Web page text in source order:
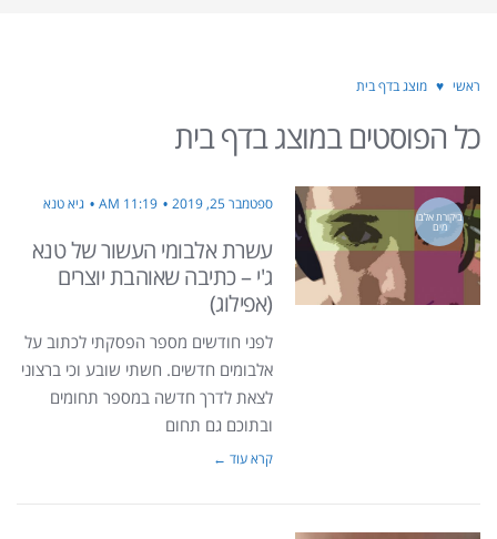
ראשי ♥ מוצג בדף בית
כל הפוסטים במוצג בדף בית
ביקורת אלבו
מים
ספטמבר 25, 2019 11:19 AM גיא טנא
עשרת אלבומי העשור של טנא
ג'י – כתיבה שאוהבת יוצרים
(אפילוג)
לפני חודשים מספר הפסקתי לכתוב על
אלבומים חדשים. חשתי שובע וכי ברצוני
לצאת לדרך חדשה במספר תחומים
ובתוכם גם תחום
קרא עוד ←